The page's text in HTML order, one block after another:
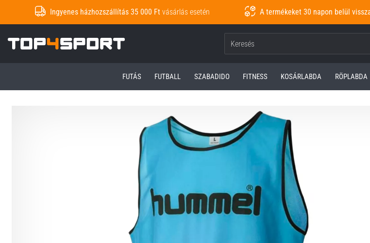
Ingyenes házhozszállítás 35 000 Ft vásárlás esetén A termékeket 30 napon belül
Top4Sport.hu
FUTÁS FUTBALL SZABADIDO FITNESS KOSÁRLABDA RÖPLABDA